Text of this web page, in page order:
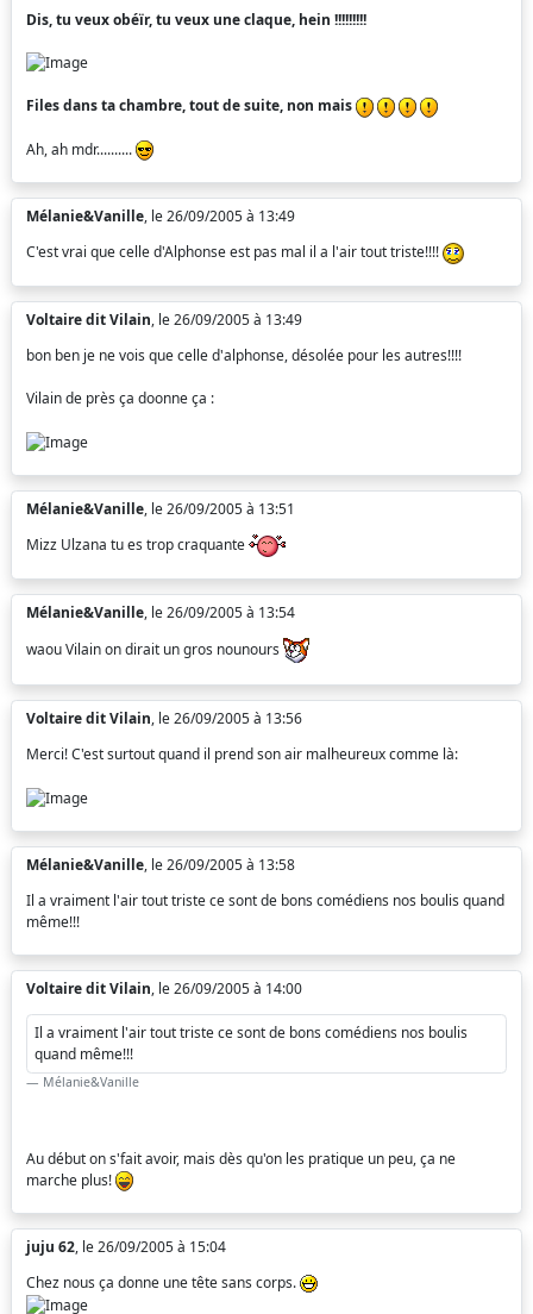
Dis, tu veux obéïr, tu veux une claque, hein !!!!!!!!!
Files dans ta chambre, tout de suite, non mais
Ah, ah mdr..........
Mélanie&Vanille, le 26/09/2005 à 13:49
C'est vrai que celle d'Alphonse est pas mal il a l'air tout triste!!!!
Voltaire dit Vilain, le 26/09/2005 à 13:49
bon ben je ne vois que celle d'alphonse, désolée pour les autres!!!!
Vilain de près ça doonne ça :
Mélanie&Vanille, le 26/09/2005 à 13:51
Mizz Ulzana tu es trop craquante
Mélanie&Vanille, le 26/09/2005 à 13:54
waou Vilain on dirait un gros nounours
Voltaire dit Vilain, le 26/09/2005 à 13:56
Merci! C'est surtout quand il prend son air malheureux comme là:
Mélanie&Vanille, le 26/09/2005 à 13:58
Il a vraiment l'air tout triste ce sont de bons comédiens nos boulis quand
même!!!
Voltaire dit Vilain, le 26/09/2005 à 14:00
Il a vraiment l'air tout triste ce sont de bons comédiens nos boulis
quand même!!!
Mélanie&Vanille
Au début on s'fait avoir, mais dès qu'on les pratique un peu, ça ne
marche plus!
juju 62, le 26/09/2005 à 15:04
Chez nous ça donne une tête sans corps.